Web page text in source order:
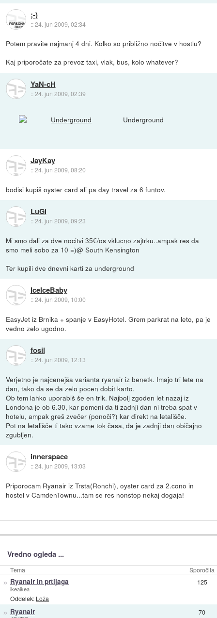
;-)
::24. jun 2009, 02:34
Potem pravite najmanj 4 dni. Kolko so približno nočitve v hostlu?
Kaj priporočate za prevoz taxi, vlak, bus, kolo whatever?
YaN-cH
::24. jun 2009, 02:39
Underground
JayKay
::24. jun 2009, 08:20
bodisi kupiš oyster card ali pa day travel za 6 funtov.
LuGi
::24. jun 2009, 09:23
Mi smo dali za dve nocitvi 35€/os vklucno zajtrku..ampak res da
smo meli sobo za 10 =)@ South Kensington
Ter kupili dve dnevni karti za underground
IceIceBaby
::24. jun 2009, 10:00
EasyJet iz Brnika + spanje v EasyHotel. Grem parkrat na leto, pa je
vedno zelo ugodno.
fosil
::24. jun 2009, 12:13
Verjetno je najcenejša varianta ryanair iz benetk. Imajo tri lete na
dan, tako da se da zelo pocen dobit karto.
Ob tem lahko uporabiš še en trik. Najbolj zgoden let nazaj iz
Londona je ob 6.30, kar pomeni da ti zadnji dan ni treba spat v
hotelu, ampak greš zvečer (ponoči?) kar direkt na letališče.
Pot na letališče ti tako vzame tok časa, da je zadnji dan običajno
zgubljen.
innerspace
::24. jun 2009, 13:03
Priporocam Ryanair iz Trsta(Ronchi), oyster card za 2.cono in
hostel v CamdenTownu...tam se res nonstop nekaj dogaja!
Vredno ogleda ...
Tema Sporočila
» Ryanair in prtljaga
ikeaikea
Oddelek: Loža
125
» Ryanair 70